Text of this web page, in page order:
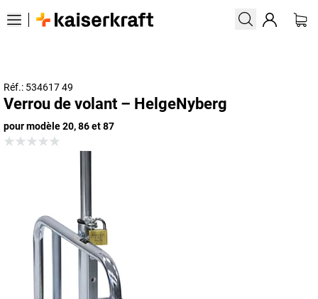
Réf.: 534617 49
Verrou de volant – HelgeNyberg
pour modèle 20, 86 et 87